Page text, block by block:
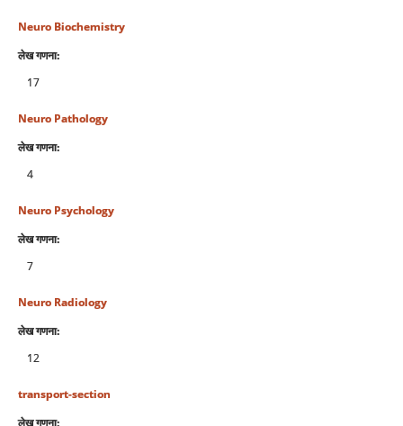
Neuro Biochemistry
लेख गणना:
17
Neuro Pathology
लेख गणना:
4
Neuro Psychology
लेख गणना:
7
Neuro Radiology
लेख गणना:
12
transport-section
लेख गणना: